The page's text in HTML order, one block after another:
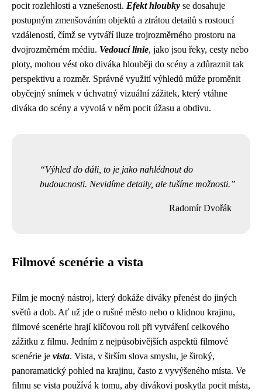
pocit rozlehlosti a vznešenosti. Efekt hloubky se dosahuje
postupným zmenšováním objektů a ztrátou detailů s rostoucí
vzdáleností, čímž se vytváří iluze trojrozměrného prostoru na
dvojrozměrném médiu. Vedoucí linie, jako jsou řeky, cesty nebo
ploty, mohou vést oko diváka hlouběji do scény a zdůraznit tak
perspektivu a rozměr. Správné využití výhledů může proměnit
obyčejný snímek v úchvatný vizuální zážitek, který vtáhne
diváka do scény a vyvolá v něm pocit úžasu a obdivu.
Výhled do dáli, to je jako nahlédnout do
budoucnosti. Nevidíme detaily, ale tušíme možnosti.
Radomír Dvořák
Filmové scenérie a vista
Film je mocný nástroj, který dokáže diváky přenést do jiných
světů a dob. Ať už jde o rušné město nebo o klidnou krajinu,
filmové scenérie hrají klíčovou roli při vytváření celkového
zážitku z filmu. Jedním z nejpůsobivějších aspektů filmové
scenérie je vista. Vista, v širším slova smyslu, je široký,
panoramatický pohled na krajinu, často z vyvýšeného místa. Ve
filmu se vista používá k tomu, aby divákovi poskytla pocit místa,